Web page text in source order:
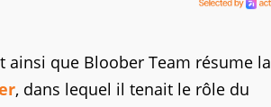
ainsi que Bloober Team résume la
, dans lequel il tenait le rôle du